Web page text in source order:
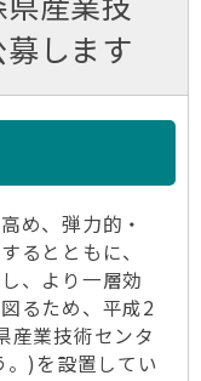
します
め、弾力的・
るとともに、
、より一層効
るため、平成2
産業技術センタ
)を設置してい